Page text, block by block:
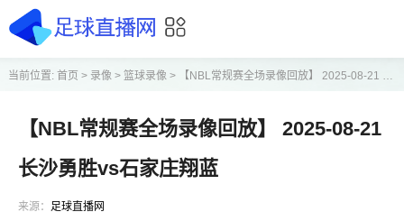
当前位置: 首页 > 录像> 篮球录像> 【NBL常规赛全场录像回放】 2025-08-21 长沙勇胜vs石家庄翔蓝
【NBL常规赛全场录像回放】 2025-08-21
长沙勇胜vs石家庄翔蓝
来源： 足球直播网